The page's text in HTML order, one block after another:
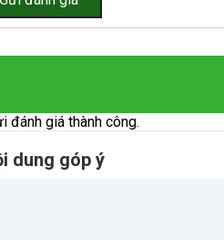
đánh giá thành công.
dung góp ý